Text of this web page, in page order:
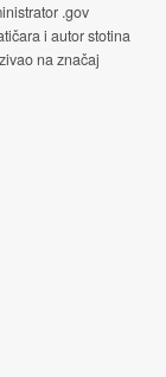
.gov
i autor stotina
na značaj